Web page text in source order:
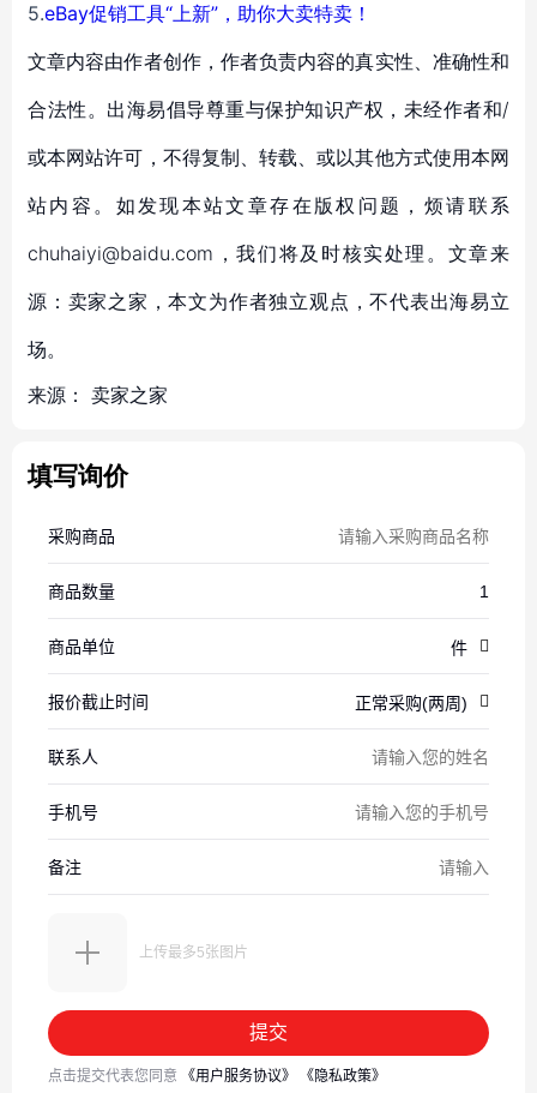
5.eBay促销工具“上新”，助你大卖特卖！
文章内容由作者创作，作者负责内容的真实性、准确性和
合法性。出海易倡导尊重与保护知识产权，未经作者和/
或本网站许可，不得复制、转载、或以其他方式使用本网
站内容。如发现本站文章存在版权问题，烦请联系
chuhaiyi@baidu.com，我们将及时核实处理。文章来
源：卖家之家，本文为作者独立观点，不代表出海易立
场。
来源： 卖家之家
填写询价